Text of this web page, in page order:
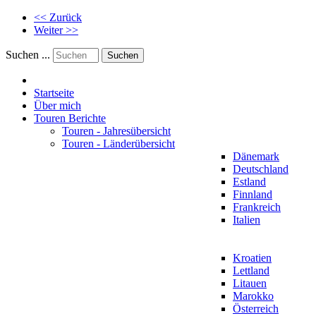
<< Zurück
Weiter >>
Suchen ... Suchen
Startseite
Über mich
Touren Berichte
Touren - Jahresübersicht
Touren - Länderübersicht
Dänemark
Deutschland
Estland
Finnland
Frankreich
Italien
Kroatien
Lettland
Litauen
Marokko
Österreich